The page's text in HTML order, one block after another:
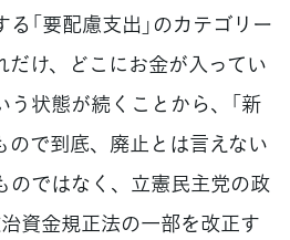
「要配慮支出」のカテゴリー
だけ、どこにお金が入ってい
状態が続くことから、「新
ので到底、廃止とは言えない
のではなく、立憲民主党の政
資金規正法の一部を改正す